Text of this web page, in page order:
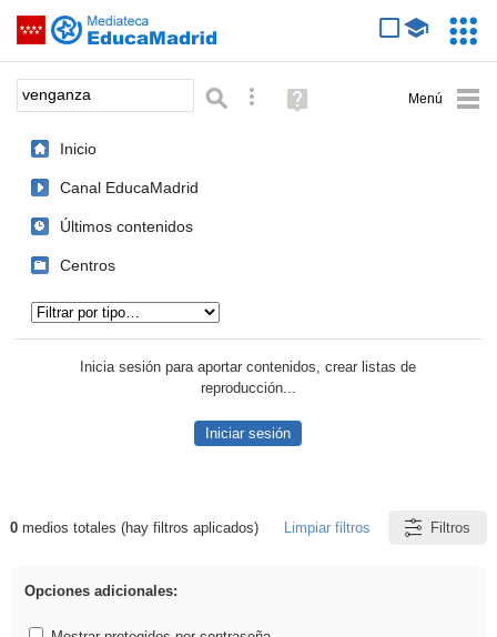
Saltar navegación
Palabra o frase: Búsqueda avanzada
Ayuda
(en
Inicio
Canal EducaMadrid
Últimos contenidos
Centros
Inicia sesión para aportar contenidos, crear listas de
reproducción...
Iniciar sesión
Resultados de: venganza
0medios totales (hay filtros aplicados) Limpiar filtros Filtros
Opciones adicionales: